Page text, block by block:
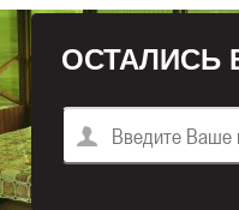
ОСТАЛИСЬ